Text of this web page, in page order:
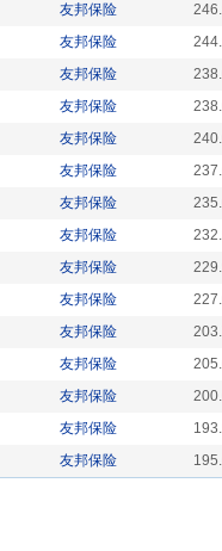
友邦保险
友邦保险
友邦保险
友邦保险
友邦保险
友邦保险
友邦保险
友邦保险
友邦保险
友邦保险
友邦保险
友邦保险
友邦保险
友邦保险
友邦保险